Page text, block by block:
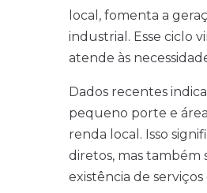
local, fomenta a
industrial. Esse ciclo
atende às
Dados recentes
pequeno porte e
renda local. Isso
diretos, mas também
existência de serviços